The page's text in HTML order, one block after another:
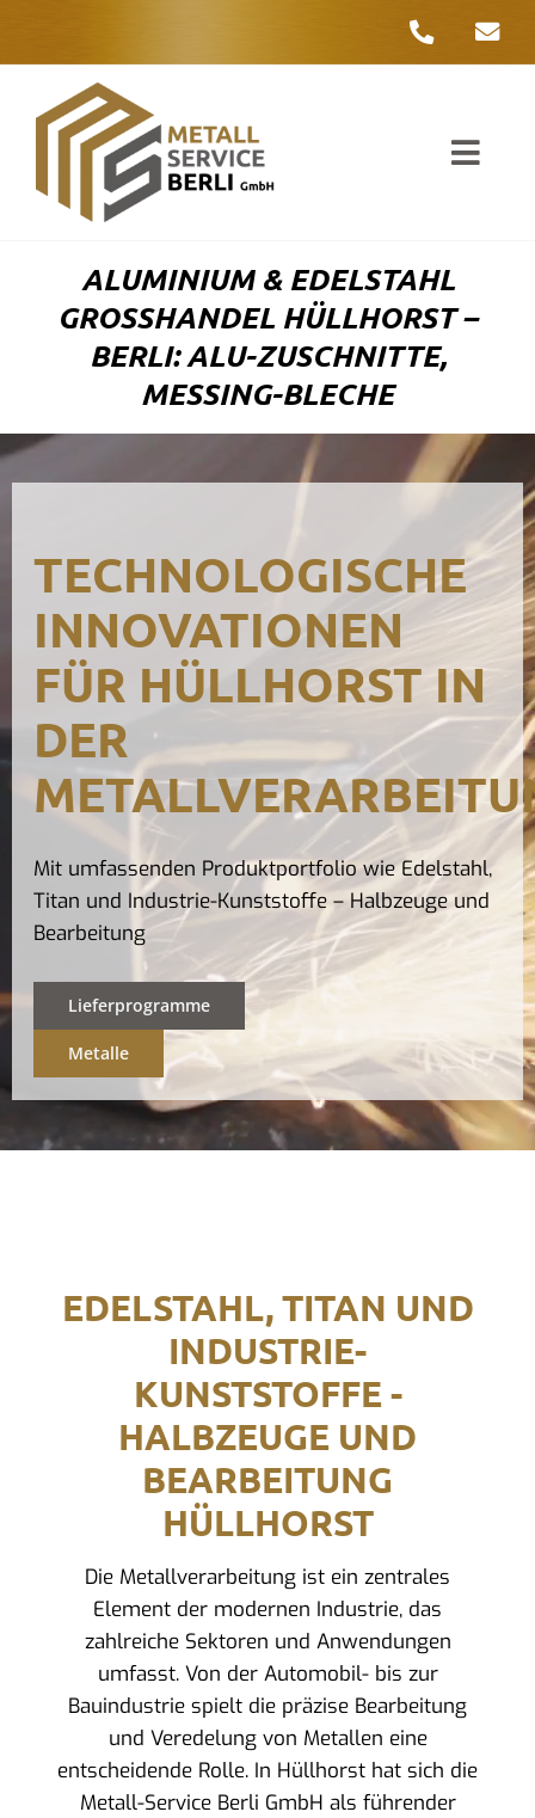
ALUMINIUM & EDELSTAHL
GROSSHANDEL HÜLLHORST – B
ERLI: ALU-ZUSCHNITTE, M
ESSING-BLECHE
TECHNOLOGISCHE
INNOVATIONEN
FÜR HÜLLHORST IN
DER
Mit umfassenden Produktportfolio wie Edelstahl,
Titan und Industrie-Kunststoffe – Halbzeuge und
Bearbeitung
Lieferprogramme
Metalle
EDELSTAHL, TITAN UND
INDUSTRIE-
KUNSTSTOFFE -
HALBZEUGE UND
BEARBEITUNG
HÜLLHORST
Die Metallverarbeitung ist ein zentrales
Element der modernen Industrie, das
zahlreiche Sektoren und Anwendungen
umfasst. Von der Automobil- bis zur
Bauindustrie spielt die präzise Bearbeitung
und Veredelung von Metallen eine
entscheidende Rolle. In Hüllhorst hat sich die
Metall-Service Berli GmbH als führender